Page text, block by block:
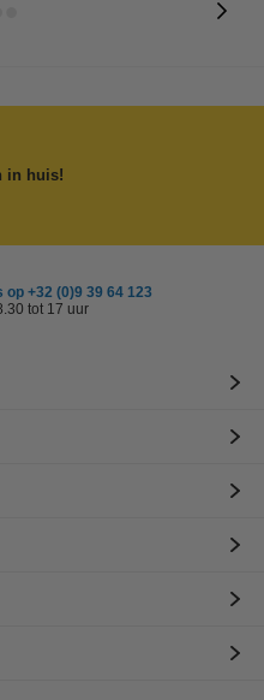
in huis!
op +32 (0)9 39 64 123
tot 17 uur